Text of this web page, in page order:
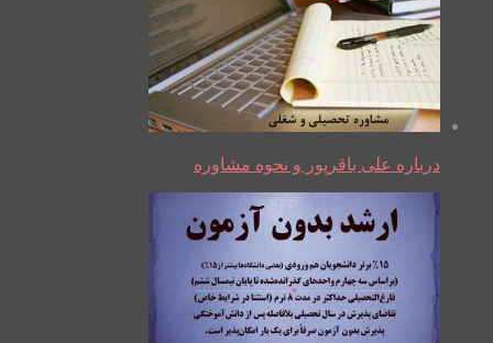
درباره علی باقرپور و نحوه مشاوره